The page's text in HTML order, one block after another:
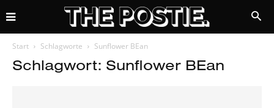
Start Schlagworte Sunflower BEan
Schlagwort: Sunflower BEan